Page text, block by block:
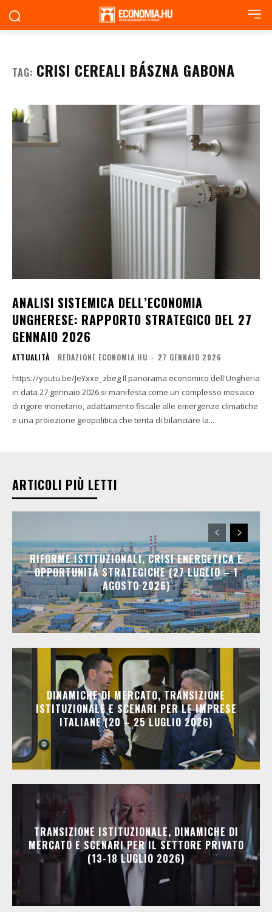
TAG: CRISI CEREALI BÁSZNA GABONA
ANALISI SISTEMICA DELL’ECONOMIA
UNGHERESE: RAPPORTO STRATEGICO DEL 27
GENNAIO 2026
ATTUALITÀ REDAZIONE ECONOMIA.HU - 27 GENNAIO 2026
https://youtu.be/JeYxxe_zbeg Il panorama economico dell'Ungheria
in data 27 gennaio 2026 si manifesta come un complesso mosaico
di rigore monetario, adattamento fiscale alle emergenze climatiche
e una proiezione geopolitica che tenta di bilanciare la...
ARTICOLI PIÙ LETTI
RIFORME ISTITUZIONALI, CRISI ENERGETICA E
OPPORTUNITÀ STRATEGICHE (27 LUGLIO – 1
AGOSTO 2026)
DINAMICHE DI MERCATO, TRANSIZIONE
ISTITUZIONALE E SCENARI PER LE IMPRESE
ITALIANE (20 – 25 LUGLIO 2026)
TRANSIZIONE ISTITUZIONALE, DINAMICHE DI
MERCATO E SCENARI PER IL SETTORE PRIVATO
(13-18 LUGLIO 2026)